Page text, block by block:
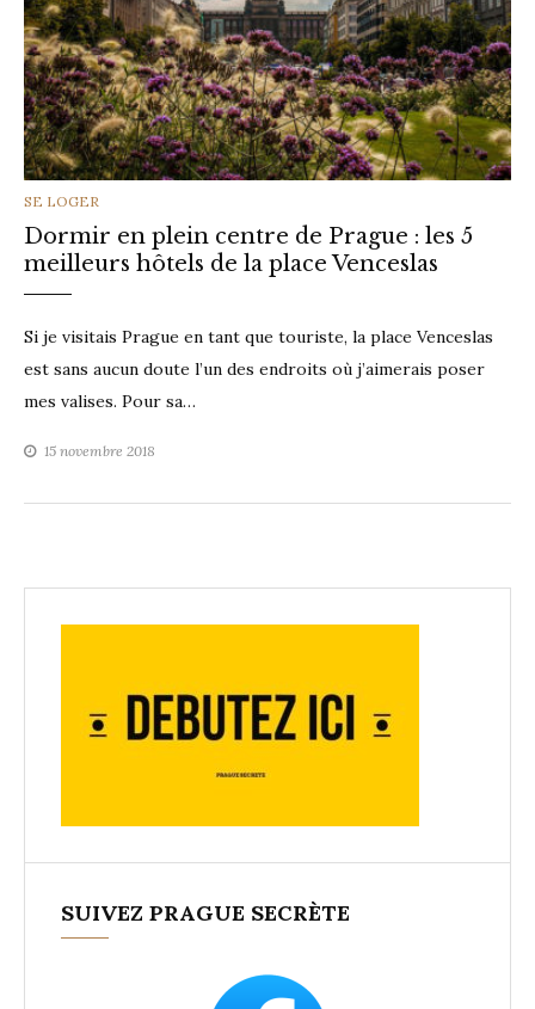
CATEGORIES
SE LOGER
Dormir en plein centre de Prague : les 5
meilleurs hôtels de la place Venceslas
Si je visitais Prague en tant que touriste, la place Venceslas
est sans aucun doute l’un des endroits où j’aimerais poser
mes valises. Pour sa…
15 novembre 2018
SUIVEZ PRAGUE SECRÈTE